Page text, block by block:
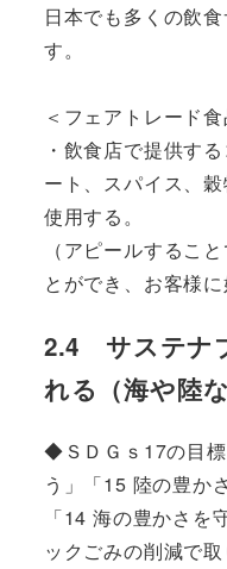
日本でも多くの飲
す。
＜フェアトレード
・飲食店で提供す
ート、スパイス、
使用する。
（アピールするこ
とができ、お客様に
2.4 サステナ
れる（海や陸
◆ＳＤＧｓ17の目
う」「15 陸の豊か
「14 海の豊かさを
ックごみの削減で